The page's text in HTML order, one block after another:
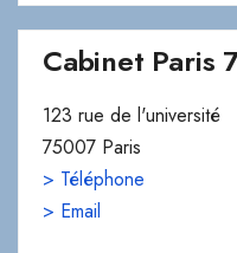
Cabinet Paris
123 rue de l'université
75007 Paris
> Téléphone
> Email